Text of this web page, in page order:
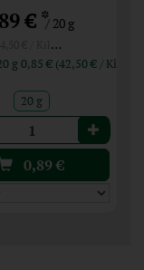
€ *
/ 20 g
1 * 20 g (44,50 € / Kilogramm)
ab 20: 20 g 0,85 € (42,50 € /
20 g
0,89€